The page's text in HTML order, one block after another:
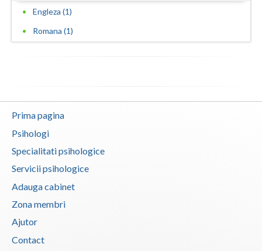
Salaj
Satu-Mare
Timis
Valcea
Vaslui
Engleza (1)
Romana (1)
Prima pagina
Psihologi
Specialitati psihologice
Servicii psihologice
Adauga cabinet
Zona membri
Ajutor
Contact